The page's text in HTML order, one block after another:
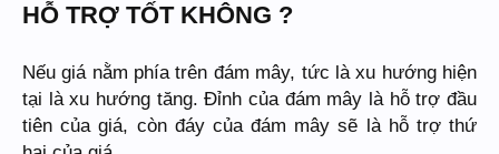
HỖ TRỢ TỐT KHÔNG ?
Nếu giá nằm phía trên đám mây, tức là xu hướng hiện
tại là xu hướng tăng. Đỉnh của đám mây là hỗ trợ đầu
tiên của giá, còn đáy của đám mây sẽ là hỗ trợ thứ